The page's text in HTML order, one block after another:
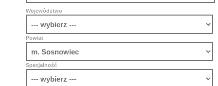
Województwo
Powiat
Specjalność